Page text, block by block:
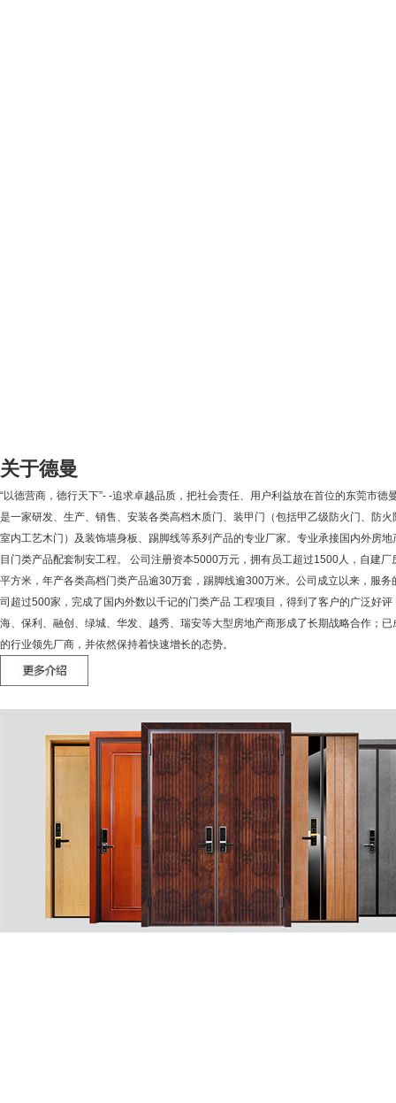
关于德曼
“以德营商，德行天下”- -追求卓越品质，把社会责任、用户利益放在首位的东莞市德
是一家研发、生产、销售、安装各类高档木质门、装甲门（包括甲乙级防火门、防火
室内工艺木门）及装饰墙身板、踢脚线等系列产品的专业厂家。专业承接国内外房地
目门类产品配套制安工程。 公司注册资本5000万元，拥有员工超过1500人，自建厂
平方米，年产各类高档门类产品逾30万套，踢脚线逾300万米。公司成立以来，服务
司超过500家，完成了国内外数以千记的门类产品 工程项目，得到了客户的广泛好评
海、保利、融创、绿城、华发、越秀、瑞安等大型房地产商形成了长期战略合作；已
的行业领先厂商，并依然保持着快速增长的态势。